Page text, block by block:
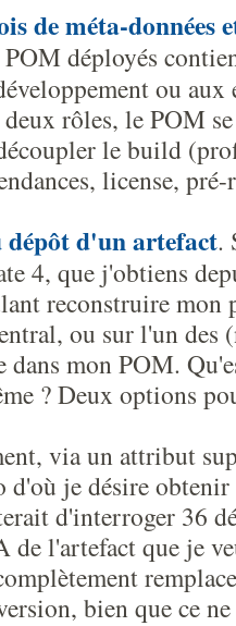
de méta-données
déployés
ou
rôles, le POM
le build
license,
d'un artefact.
4, que j'obtiens
reconstruire mon
ou sur l'un des
dans mon POM.
? Deux options
via un attribut
d'où je désire
d'interroger 36
de l'artefact que je
bien que ce ne